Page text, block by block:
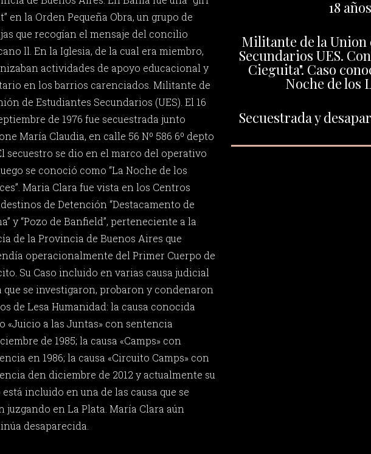
en la Orden Pequeña Obra, un grupo de
que recogían el mensaje del concilio
ll. En la Iglesia, de la cual era miembro,
actividades de apoyo educacional y
en los barrios carenciados. Militante de
de Estudiantes Secundarios (UES). El 16
de 1976 fue secuestrada junto
María Claudia, en calle 56 Nº 586 6º depto
secuestro se dio en el marco del operativo
se conoció como “La Noche de los
Maria Clara fue vista en los Centros
de Detención “Destacamento de
y “Pozo de Banfield”, perteneciente a la
de la Provincia de Buenos Aires que
operacionalmente del Primer Cuerpo de
Su Caso incluido en varias causa judicial
que se investigaron, probaron y condenaron
de Lesa Humanidad: la causa conocida
«Juicio a las Juntas» con sentencia
de 1985; la causa «Camps» con
en 1986; la causa «Circuito Camps» con
den diciembre de 2012 y actualmente su
está incluido en una de las causa que se
juzgando en La Plata. María Clara aún
desaparecida.
18 años
Militante de la Union
Secundarios UES.
Cieguita". Caso
Noche de los
Secuestrada y